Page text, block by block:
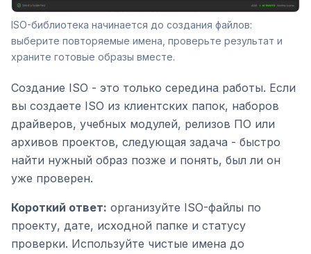
ISO-библиотека начинается до создания файлов:
выберите повторяемые имена, проверьте результат и
храните готовые образы вместе.
Создание ISO - это только середина работы. Если
вы создаете ISO из клиентских папок, наборов
драйверов, учебных модулей, релизов ПО или
архивов проектов, следующая задача - быстро
найти нужный образ позже и понять, был ли он
уже проверен.
Короткий ответ: организуйте ISO-файлы по
проекту, дате, исходной папке и статусу
проверки. Используйте чистые имена до